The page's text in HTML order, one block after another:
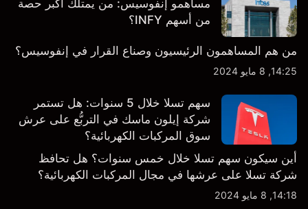
مساهمو إنفوسيس: من يمتلك أكبر حصة
من أسهم INFY؟
من هم المساهمون الرئيسيون وصناع القرار في إنفوسيس؟
14:25, 8 مايو 2024
سهم تسلا خلال 5 سنوات: هل تستمر
شركة إيلون ماسك في التربُّع على عرش
سوق المركبات الكهربائية؟
أين سيكون سهم تسلا خلال خمس سنوات؟ هل تحافظ
شركة تسلا على عرشها في مجال المركبات الكهربائية؟
14:18, 8 مايو 2024